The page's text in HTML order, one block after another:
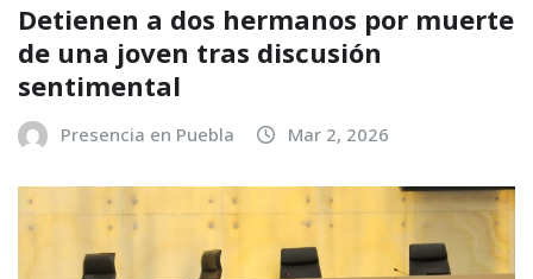
Detienen a dos hermanos por muerte
de una joven tras discusión
sentimental
Presencia en Puebla Mar 2, 2026